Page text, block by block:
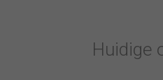
Huidige